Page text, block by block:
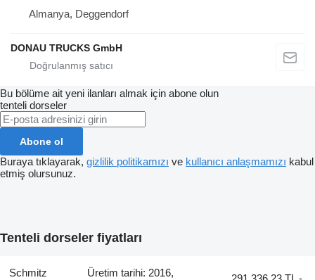
Almanya, Deggendorf
DONAU TRUCKS GmbH
Bu bölüme ait yeni ilanları almak için abone olun
tenteli dorseler
Abone ol
Buraya tıklayarak, gizlilik politikamızı ve kullanıcı anlaşmamızı kabul
etmiş olursunuz.
Tenteli dorseler fiyatları
Schmitz
Üretim tarihi: 2016,